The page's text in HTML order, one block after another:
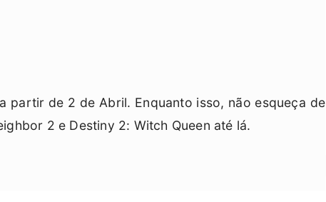
partir de 2 de Abril. Enquanto isso, não esqueça de
2 e Destiny 2: Witch Queen até lá.